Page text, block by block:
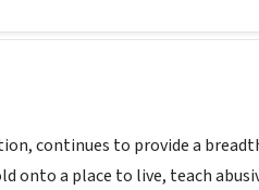
continues to provide a
onto a place to live, teach